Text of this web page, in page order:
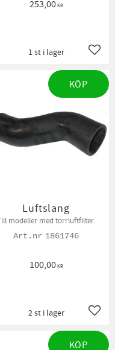
253,00KR
1 st i lager
Luftslang
modeller med torrluftfilter.
1861746
100,00KR
2 st i lager
KÖP
KÖP